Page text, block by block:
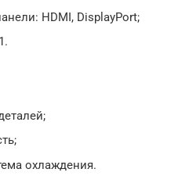
HDMI, DisplayPort;
охлаждения.